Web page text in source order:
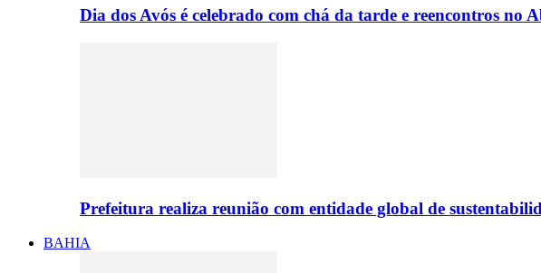
Dia dos Avós é celebrado com chá da tarde e reencontros
Prefeitura realiza reunião com entidade global de
BAHIA